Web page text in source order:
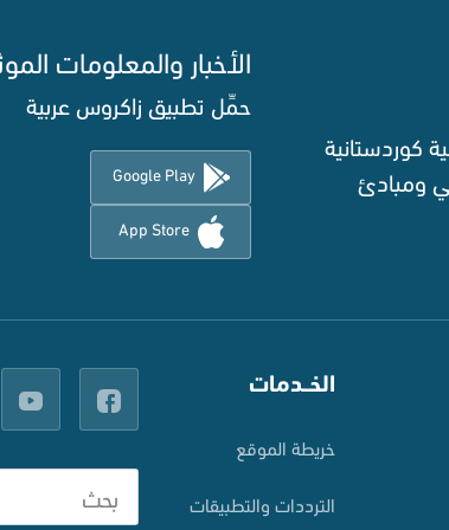
كوردستانية
ومبادئ
الأخبار والمعلومات
حمِّل تطبيق زاكروس عربية
Google Play
App Store
الخــدمات
خريطة الموقع
الترددات والتطبيقات